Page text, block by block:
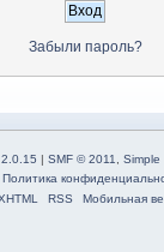
Забыли пароль?
SMF © 2011, Simple
Политика
RSS Мобильная